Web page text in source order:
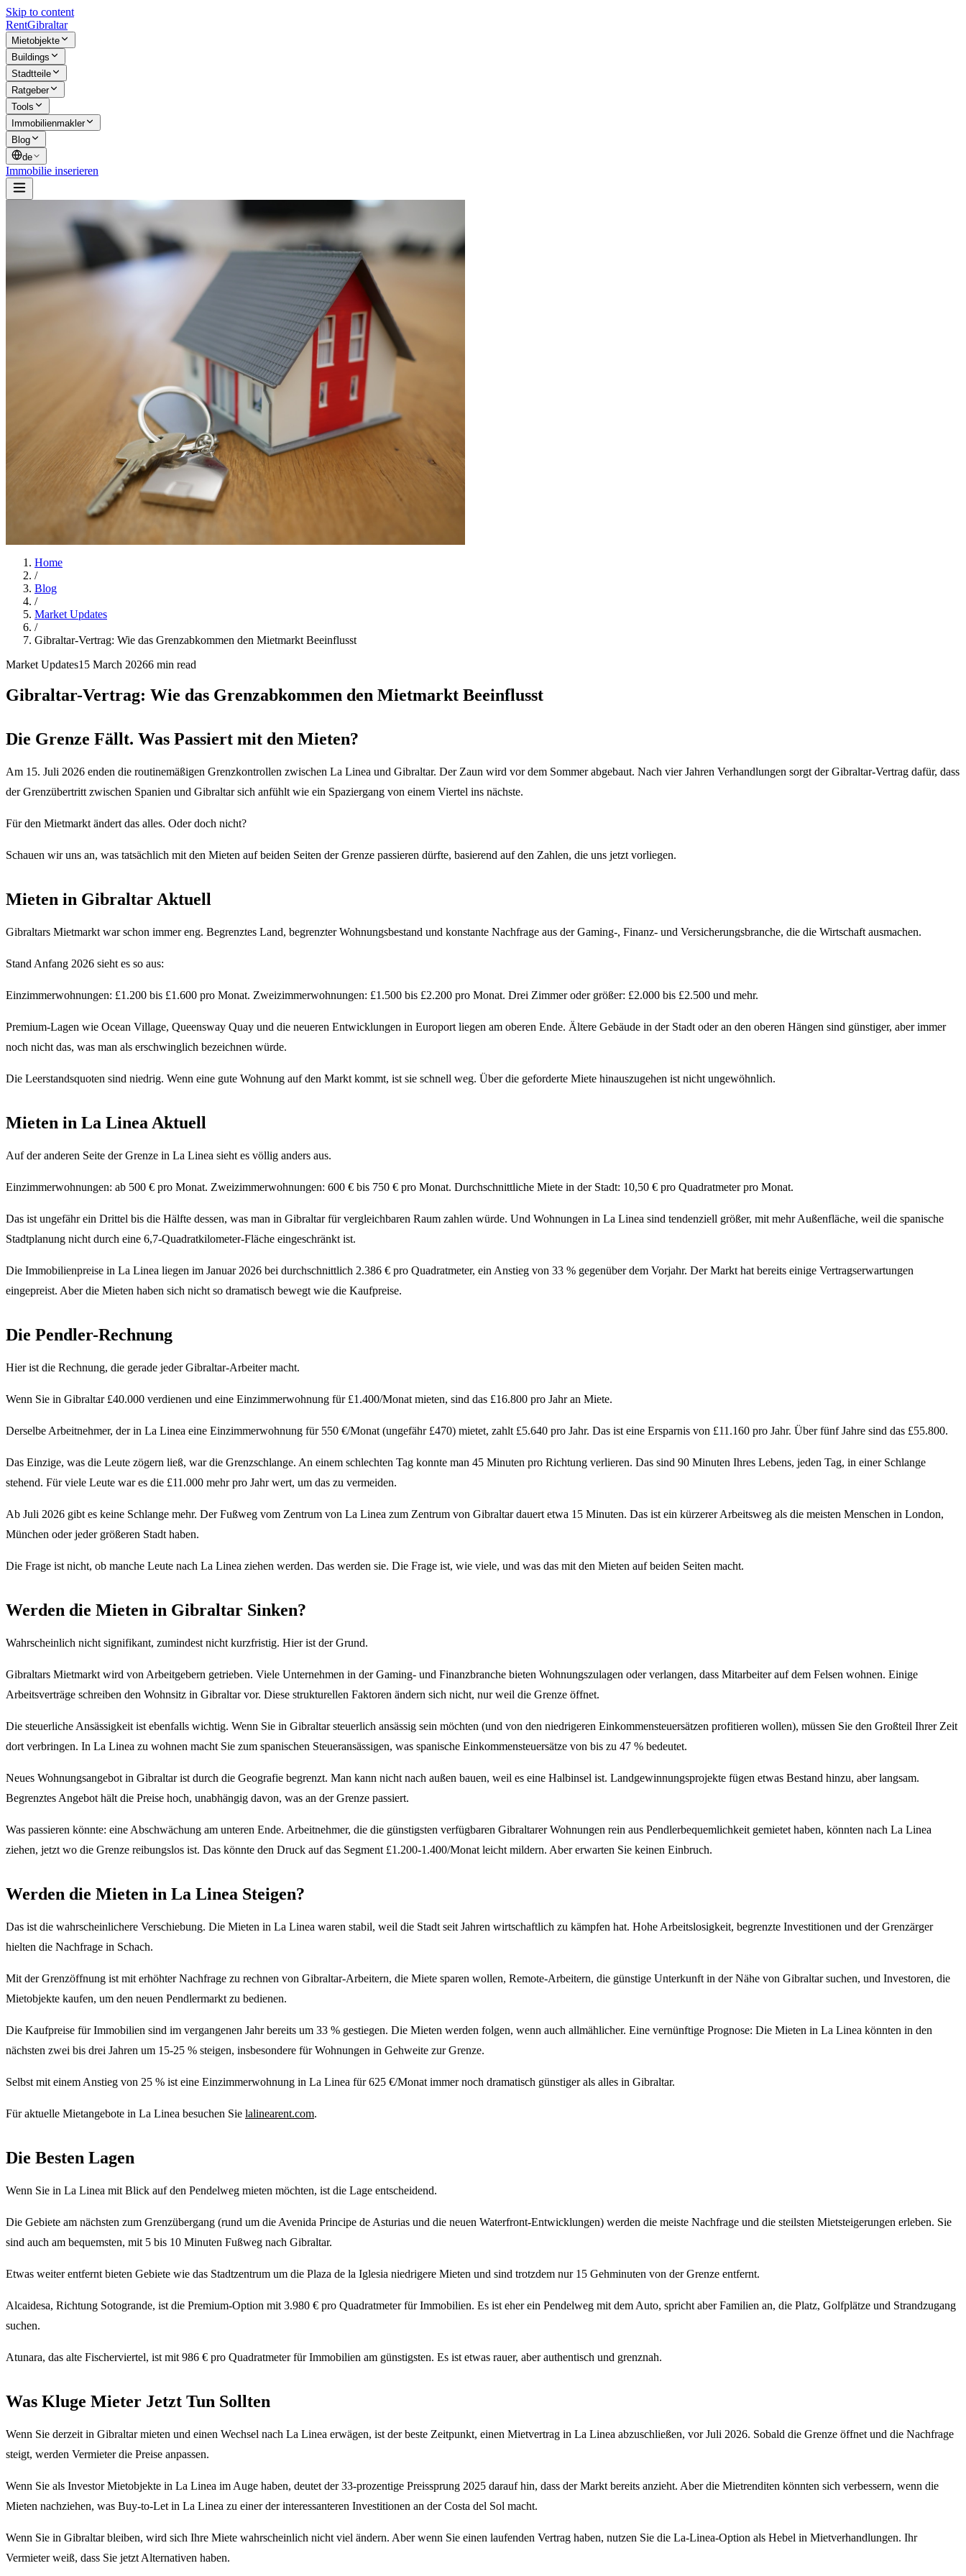
Skip to content
RentGibraltar
Mietobjekte
Buildings
Stadtteile
Ratgeber
Tools
Immobilienmakler
Blog
de
Immobilie inserieren
Home
/
Blog
/
Market Updates
/
Gibraltar-Vertrag: Wie das Grenzabkommen den Mietmarkt Beeinflusst
Market Updates15 March 20266 min read
Gibraltar-Vertrag: Wie das Grenzabkommen den Mietmarkt Beeinflusst
Die Grenze Fällt. Was Passiert mit den Mieten?
Am 15. Juli 2026 enden die routinemäßigen Grenzkontrollen zwischen La Linea und Gibraltar. Der Zaun wird vor dem Sommer abgebaut. Nach vier Jahren Verhandlungen sorgt der Gibraltar-Vertrag dafür, dass
der Grenzübertritt zwischen Spanien und Gibraltar sich anfühlt wie ein Spaziergang von einem Viertel ins nächste.
Für den Mietmarkt ändert das alles. Oder doch nicht?
Schauen wir uns an, was tatsächlich mit den Mieten auf beiden Seiten der Grenze passieren dürfte, basierend auf den Zahlen, die uns jetzt vorliegen.
Mieten in Gibraltar Aktuell
Gibraltars Mietmarkt war schon immer eng. Begrenztes Land, begrenzter Wohnungsbestand und konstante Nachfrage aus der Gaming-, Finanz- und Versicherungsbranche, die die Wirtschaft ausmachen.
Stand Anfang 2026 sieht es so aus:
Einzimmerwohnungen: £1.200 bis £1.600 pro Monat. Zweizimmerwohnungen: £1.500 bis £2.200 pro Monat. Drei Zimmer oder größer: £2.000 bis £2.500 und mehr.
Premium-Lagen wie Ocean Village, Queensway Quay und die neueren Entwicklungen in Europort liegen am oberen Ende. Ältere Gebäude in der Stadt oder an den oberen Hängen sind günstiger, aber immer
noch nicht das, was man als erschwinglich bezeichnen würde.
Die Leerstandsquoten sind niedrig. Wenn eine gute Wohnung auf den Markt kommt, ist sie schnell weg. Über die geforderte Miete hinauszugehen ist nicht ungewöhnlich.
Mieten in La Linea Aktuell
Auf der anderen Seite der Grenze in La Linea sieht es völlig anders aus.
Einzimmerwohnungen: ab 500 € pro Monat. Zweizimmerwohnungen: 600 € bis 750 € pro Monat. Durchschnittliche Miete in der Stadt: 10,50 € pro Quadratmeter pro Monat.
Das ist ungefähr ein Drittel bis die Hälfte dessen, was man in Gibraltar für vergleichbaren Raum zahlen würde. Und Wohnungen in La Linea sind tendenziell größer, mit mehr Außenfläche, weil die spanische
Stadtplanung nicht durch eine 6,7-Quadratkilometer-Fläche eingeschränkt ist.
Die Immobilienpreise in La Linea liegen im Januar 2026 bei durchschnittlich 2.386 € pro Quadratmeter, ein Anstieg von 33 % gegenüber dem Vorjahr. Der Markt hat bereits einige Vertragserwartungen
eingepreist. Aber die Mieten haben sich nicht so dramatisch bewegt wie die Kaufpreise.
Die Pendler-Rechnung
Hier ist die Rechnung, die gerade jeder Gibraltar-Arbeiter macht.
Wenn Sie in Gibraltar £40.000 verdienen und eine Einzimmerwohnung für £1.400/Monat mieten, sind das £16.800 pro Jahr an Miete.
Derselbe Arbeitnehmer, der in La Linea eine Einzimmerwohnung für 550 €/Monat (ungefähr £470) mietet, zahlt £5.640 pro Jahr. Das ist eine Ersparnis von £11.160 pro Jahr. Über fünf Jahre sind das £55.800.
Das Einzige, was die Leute zögern ließ, war die Grenzschlange. An einem schlechten Tag konnte man 45 Minuten pro Richtung verlieren. Das sind 90 Minuten Ihres Lebens, jeden Tag, in einer Schlange
stehend. Für viele Leute war es die £11.000 mehr pro Jahr wert, um das zu vermeiden.
Ab Juli 2026 gibt es keine Schlange mehr. Der Fußweg vom Zentrum von La Linea zum Zentrum von Gibraltar dauert etwa 15 Minuten. Das ist ein kürzerer Arbeitsweg als die meisten Menschen in London,
München oder jeder größeren Stadt haben.
Die Frage ist nicht, ob manche Leute nach La Linea ziehen werden. Das werden sie. Die Frage ist, wie viele, und was das mit den Mieten auf beiden Seiten macht.
Werden die Mieten in Gibraltar Sinken?
Wahrscheinlich nicht signifikant, zumindest nicht kurzfristig. Hier ist der Grund.
Gibraltars Mietmarkt wird von Arbeitgebern getrieben. Viele Unternehmen in der Gaming- und Finanzbranche bieten Wohnungszulagen oder verlangen, dass Mitarbeiter auf dem Felsen wohnen. Einige
Arbeitsverträge schreiben den Wohnsitz in Gibraltar vor. Diese strukturellen Faktoren ändern sich nicht, nur weil die Grenze öffnet.
Die steuerliche Ansässigkeit ist ebenfalls wichtig. Wenn Sie in Gibraltar steuerlich ansässig sein möchten (und von den niedrigeren Einkommensteuersätzen profitieren wollen), müssen Sie den Großteil Ihrer Zeit
dort verbringen. In La Linea zu wohnen macht Sie zum spanischen Steueransässigen, was spanische Einkommensteuersätze von bis zu 47 % bedeutet.
Neues Wohnungsangebot in Gibraltar ist durch die Geografie begrenzt. Man kann nicht nach außen bauen, weil es eine Halbinsel ist. Landgewinnungsprojekte fügen etwas Bestand hinzu, aber langsam.
Begrenztes Angebot hält die Preise hoch, unabhängig davon, was an der Grenze passiert.
Was passieren könnte: eine Abschwächung am unteren Ende. Arbeitnehmer, die die günstigsten verfügbaren Gibraltarer Wohnungen rein aus Pendlerbequemlichkeit gemietet haben, könnten nach La Linea
ziehen, jetzt wo die Grenze reibungslos ist. Das könnte den Druck auf das Segment £1.200-1.400/Monat leicht mildern. Aber erwarten Sie keinen Einbruch.
Werden die Mieten in La Linea Steigen?
Das ist die wahrscheinlichere Verschiebung. Die Mieten in La Linea waren stabil, weil die Stadt seit Jahren wirtschaftlich zu kämpfen hat. Hohe Arbeitslosigkeit, begrenzte Investitionen und der Grenzärger
hielten die Nachfrage in Schach.
Mit der Grenzöffnung ist mit erhöhter Nachfrage zu rechnen von Gibraltar-Arbeitern, die Miete sparen wollen, Remote-Arbeitern, die günstige Unterkunft in der Nähe von Gibraltar suchen, und Investoren, die
Mietobjekte kaufen, um den neuen Pendlermarkt zu bedienen.
Die Kaufpreise für Immobilien sind im vergangenen Jahr bereits um 33 % gestiegen. Die Mieten werden folgen, wenn auch allmählicher. Eine vernünftige Prognose: Die Mieten in La Linea könnten in den
nächsten zwei bis drei Jahren um 15-25 % steigen, insbesondere für Wohnungen in Gehweite zur Grenze.
Selbst mit einem Anstieg von 25 % ist eine Einzimmerwohnung in La Linea für 625 €/Monat immer noch dramatisch günstiger als alles in Gibraltar.
Für aktuelle Mietangebote in La Linea besuchen Sie lalinearent.com.
Die Besten Lagen
Wenn Sie in La Linea mit Blick auf den Pendelweg mieten möchten, ist die Lage entscheidend.
Die Gebiete am nächsten zum Grenzübergang (rund um die Avenida Principe de Asturias und die neuen Waterfront-Entwicklungen) werden die meiste Nachfrage und die steilsten Mietsteigerungen erleben. Sie
sind auch am bequemsten, mit 5 bis 10 Minuten Fußweg nach Gibraltar.
Etwas weiter entfernt bieten Gebiete wie das Stadtzentrum um die Plaza de la Iglesia niedrigere Mieten und sind trotzdem nur 15 Gehminuten von der Grenze entfernt.
Alcaidesa, Richtung Sotogrande, ist die Premium-Option mit 3.980 € pro Quadratmeter für Immobilien. Es ist eher ein Pendelweg mit dem Auto, spricht aber Familien an, die Platz, Golfplätze und Strandzugang
suchen.
Atunara, das alte Fischerviertel, ist mit 986 € pro Quadratmeter für Immobilien am günstigsten. Es ist etwas rauer, aber authentisch und grenznah.
Was Kluge Mieter Jetzt Tun Sollten
Wenn Sie derzeit in Gibraltar mieten und einen Wechsel nach La Linea erwägen, ist der beste Zeitpunkt, einen Mietvertrag in La Linea abzuschließen, vor Juli 2026. Sobald die Grenze öffnet und die Nachfrage
steigt, werden Vermieter die Preise anpassen.
Wenn Sie als Investor Mietobjekte in La Linea im Auge haben, deutet der 33-prozentige Preissprung 2025 darauf hin, dass der Markt bereits anzieht. Aber die Mietrenditen könnten sich verbessern, wenn die
Mieten nachziehen, was Buy-to-Let in La Linea zu einer der interessanteren Investitionen an der Costa del Sol macht.
Wenn Sie in Gibraltar bleiben, wird sich Ihre Miete wahrscheinlich nicht viel ändern. Aber wenn Sie einen laufenden Vertrag haben, nutzen Sie die La-Linea-Option als Hebel in Mietverhandlungen. Ihr
Vermieter weiß, dass Sie jetzt Alternativen haben.